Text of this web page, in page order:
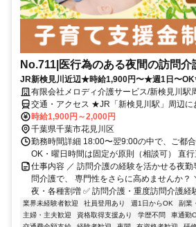
No.711|医行為のある夜間の訪問介
JR新検見川近辺★時給1,900円〜★週1日〜
有限会社メロディ介護サービス/新検見川駅
交通・アクセス ★JR「新検見川駅」周辺に
ご自宅に訪問します！基本的には直行直帰
時給1,900円～2,000円
千葉県千葉市花見川区
勤務時間詳細 18:00〜翌9:00の中で、ご都
OK・曜日時間は固定が原則（相談可） 直
仕事内容 ／ 訪問介護の経験を活かせる夜
問介護で、 専門性をさらに高めませんか？
夜・各種割増 ✅ 訪問介護・重度訪問介護経
業界未経験者歓迎 社員登用あり 週1日からOK
副業
主婦・主夫歓迎
資格取得支援あり 学歴不問 車通勤